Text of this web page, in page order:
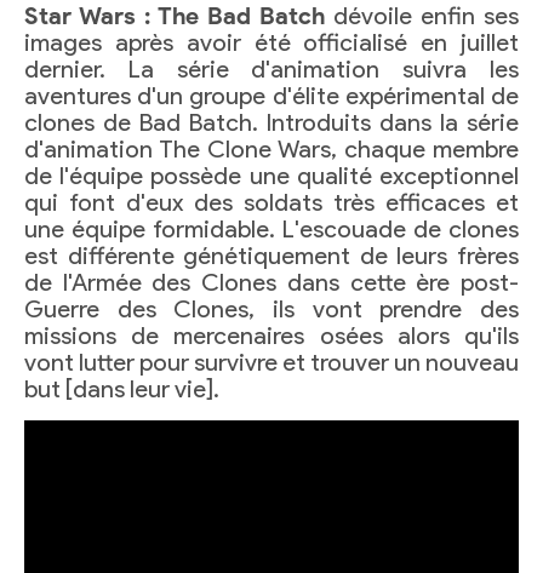
Star Wars : The Bad Batch dévoile enfin ses
images après avoir été officialisé en juillet
dernier. La série d'animation suivra les
aventures d'un groupe d'élite expérimental de
clones de Bad Batch. Introduits dans la série
d'animation The Clone Wars, chaque membre
de l'équipe possède une qualité exceptionnel
qui font d'eux des soldats très efficaces et
une équipe formidable. L'escouade de clones
est différente génétiquement de leurs frères
de l'Armée des Clones dans cette ère post-
Guerre des Clones, ils vont prendre des
missions de mercenaires osées alors qu'ils
vont lutter pour survivre et trouver un nouveau
but [dans leur vie].